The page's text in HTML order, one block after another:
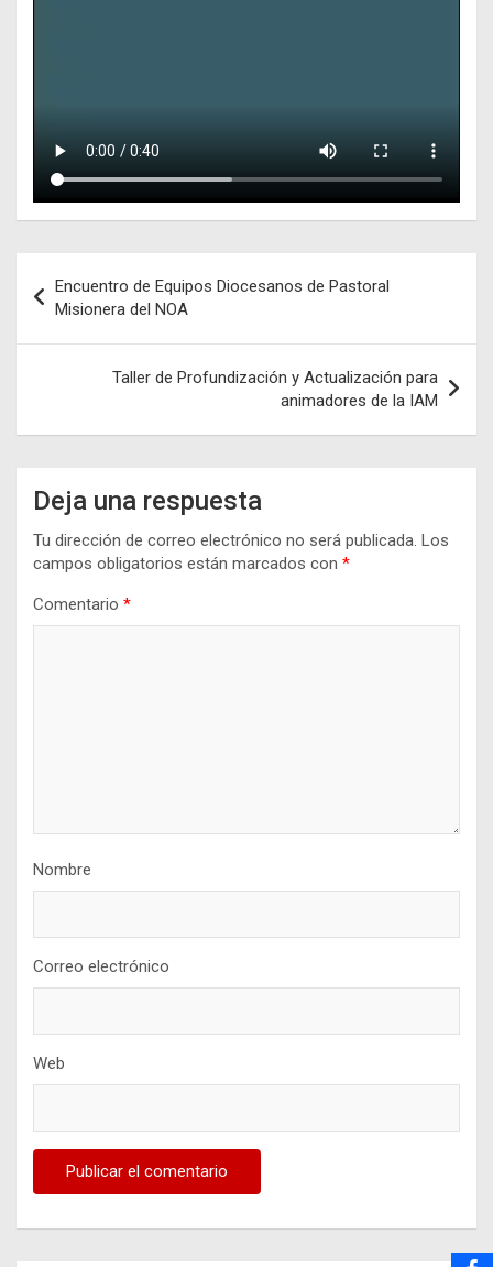
de
entradas
Encuentro de Equipos Diocesanos de Pastoral
Misionera del NOA
Taller de Profundización y Actualización para
animadores de la IAM
Deja una respuesta
Tu dirección de correo electrónico no será publicada. Los
campos obligatorios están marcados con *
Comentario *
Nombre
Correo electrónico
Web